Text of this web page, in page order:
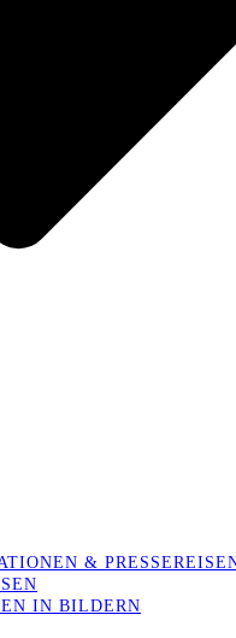
&
IN BILDERN